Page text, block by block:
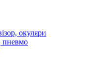
окуляри
пневмо